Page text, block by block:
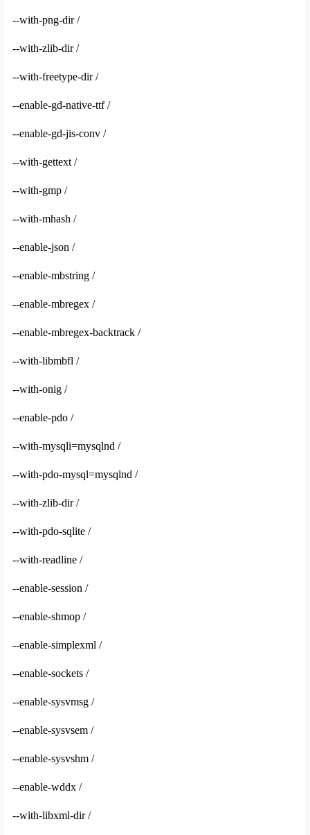
--with-png-dir /
--with-zlib-dir /
--with-freetype-dir /
--enable-gd-native-ttf /
--enable-gd-jis-conv /
--with-gettext /
--with-gmp /
--with-mhash /
--enable-json /
--enable-mbstring /
--enable-mbregex /
--enable-mbregex-backtrack /
--with-libmbfl /
--with-onig /
--enable-pdo /
--with-mysqli=mysqlnd /
--with-pdo-mysql=mysqlnd /
--with-zlib-dir /
--with-pdo-sqlite /
--with-readline /
--enable-session /
--enable-shmop /
--enable-simplexml /
--enable-sockets /
--enable-sysvmsg /
--enable-sysvsem /
--enable-sysvshm /
--enable-wddx /
--with-libxml-dir /